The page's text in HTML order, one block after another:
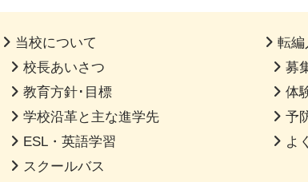
当校について
校長あいさつ
教育方針･目標
学校沿革と主な進学先
ESL・英語学習
スクールバス
転編
募
体
予
よ